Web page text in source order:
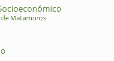
Matamoros